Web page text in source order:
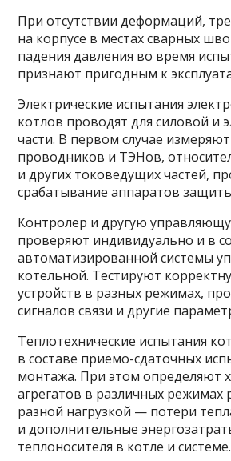
При отсутствии деформаций,
на корпусе в местах сварных
падения давления во время
признают пригодным к
Электрические испытания
котлов проводят для силовой и
части. В первом случае
проводников и ТЭНов,
и других токоведущих частей,
срабатывание аппаратов
Контролер и другую
проверяют индивидуально и в
автоматизированной системы
котельной. Тестируют
устройств в разных режимах,
сигналов связи и другие
Теплотехнические испытания
в составе приемо-сдаточных
монтажа. При этом определяют
агрегатов в различных режимах
разной нагрузкой — потери
и дополнительные
теплоносителя в котле и системе.